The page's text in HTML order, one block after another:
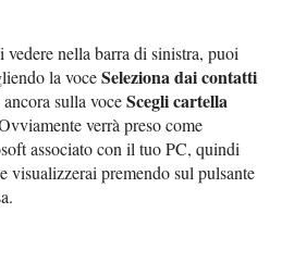
nella barra di sinistra, puoi
la voceSeleziona dai contatti
sulla voceScegli cartella
verrà preso come
associato con il tuo PC, quindi
visualizzerai premendo sul pulsante